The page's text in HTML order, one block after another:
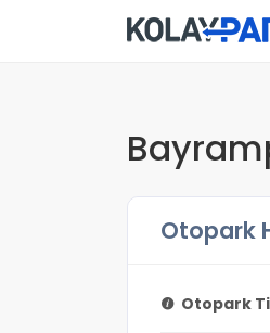
Otopark
Otopark